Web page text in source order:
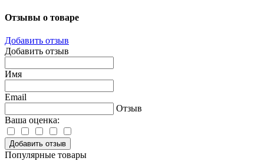
Отзывы о товаре
Добавить отзыв
Добавить отзыв
Имя
Email
Отзыв
Ваша оценка:
Добавить отзыв
Популярные товары